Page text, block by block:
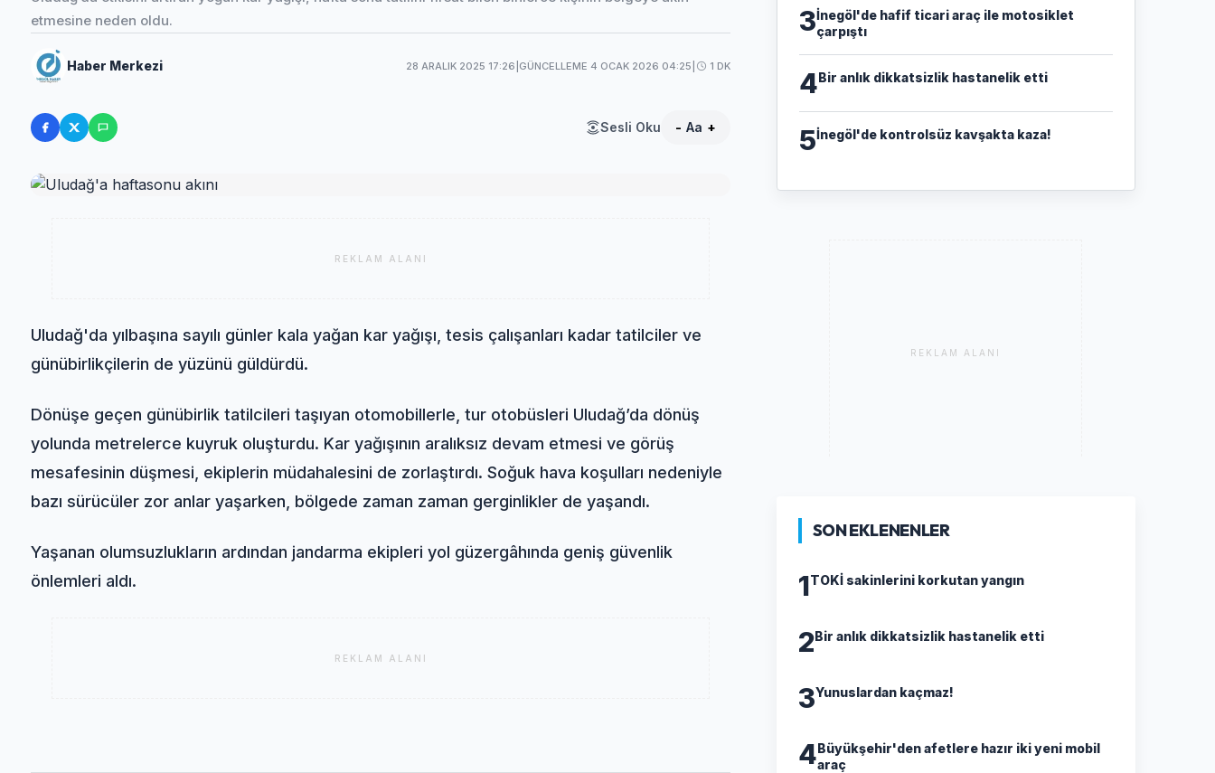
etmesine neden oldu.
Haber Merkezi 28 ARALIK 2025 17:26 GÜNCELLEME 4 OCAK 2026 04:25 1 DK
Sesli Oku - Aa +
REKLAM ALANI
Uludağ'da yılbaşına sayılı günler kala yağan kar yağışı, tesis çalışanları kadar tatilciler ve
günübirlikçilerin de yüzünü güldürdü.
Dönüşe geçen günübirlik tatilcileri taşıyan otomobillerle, tur otobüsleri Uludağ’da dönüş
yolunda metrelerce kuyruk oluşturdu. Kar yağışının aralıksız devam etmesi ve görüş
mesafesinin düşmesi, ekiplerin müdahalesini de zorlaştırdı. Soğuk hava koşulları nedeniyle
bazı sürücüler zor anlar yaşarken, bölgede zaman zaman gerginlikler de yaşandı.
Yaşanan olumsuzlukların ardından jandarma ekipleri yol güzergâhında geniş güvenlik
önlemleri aldı.
REKLAM ALANI
3İnegöl'de hafif ticari araç ile motosiklet
çarpıştı
4Bir anlık dikkatsizlik hastanelik etti
5İnegöl'de kontrolsüz kavşakta kaza!
REKLAM ALANI
SON EKLENENLER
1TOKİ sakinlerini korkutan yangın
2Bir anlık dikkatsizlik hastanelik etti
3Yunuslardan kaçmaz!
4Büyükşehir'den afetlere hazır iki yeni mobil
araç